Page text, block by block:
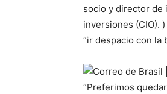
socio y director de
inversiones (CIO).
“ir despacio con la
“Preferimos